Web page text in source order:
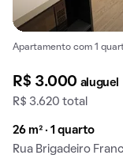
Apartamento com 1
R$ 3.000 aluguel
R$ 3.620 total
26 m² · 1 quarto
Rua Brigadeiro